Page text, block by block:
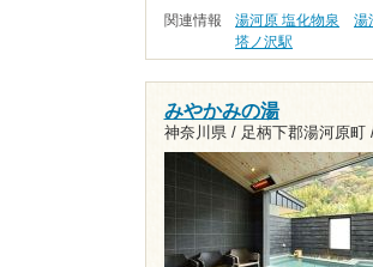
関連情報 湯河原 塩化物泉 湯
塔ノ沢駅
みやかみの湯
神奈川県 / 足柄下郡湯河原町